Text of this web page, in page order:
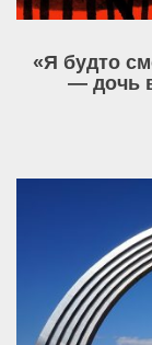
«Я будто
— дочь